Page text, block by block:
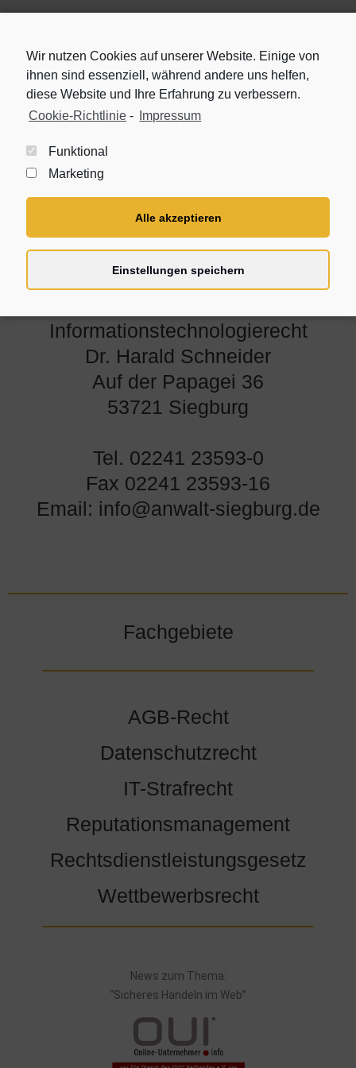
Wir nutzen Cookies auf unserer Website. Einige von
ihnen sind essenziell, während andere uns helfen,
diese Website und Ihre Erfahrung zu verbessern.
Cookie-Richtlinie - Impressum
Funktional
Marketing
Alle akzeptieren
Einstellungen speichern
Dr. Harald Schneider
Fachanwaltskanzlei
Rechtsanwalt
Informationstechnologierecht
Dr. Harald Schneider
Auf der Papagei 36
53721 Siegburg
Tel. 02241 23593-0
Fax 02241 23593-16
Email: info@anwalt-siegburg.de
Fachgebiete
AGB-Recht
Datenschutzrecht
IT-Strafrecht
Reputationsmanagement
Rechtsdienstleistungsgesetz
Wettbewerbsrecht
News zum Thema:
“Sicheres Handeln im Web”